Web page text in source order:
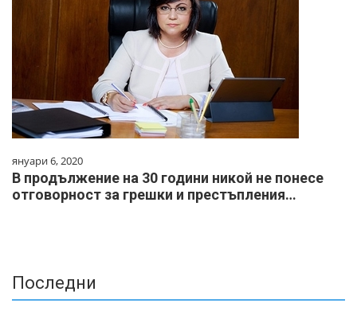
януари 6, 2020
В продължение на 30 години никой не понесе
отговорност за грешки и престъпления…
Последни